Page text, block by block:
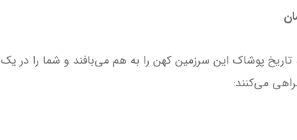
پوشاک این سرزمین کهن را به هم می‌بافند و شما را در یک
می‌کنند: